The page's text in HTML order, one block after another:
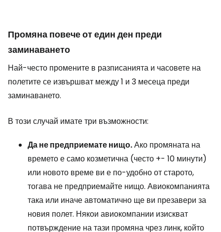
Промяна повече от един ден преди
заминаването
Най-често промените в разписанията и часовете на
полетите се извършват между 1 и 3 месеца преди
заминаването.
В този случай имате три възможности:
Да не предприемате нищо.Ако промяната на
времето е само козметична (често +- 10 минути)
или новото време ви е по-удобно от старото,
тогава не предприемайте нищо. Авиокомпанията
така или иначе автоматично ще ви презавери за
новия полет. Някои авиокомпании изискват
потвърждение на тази промяна чрез линк, който